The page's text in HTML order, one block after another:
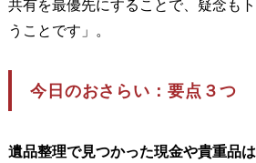
共有を最優先にすることで、疑念も
うことです」。
今日のおさらい：要点３つ
遺品整理で見つかった現金や貴重品